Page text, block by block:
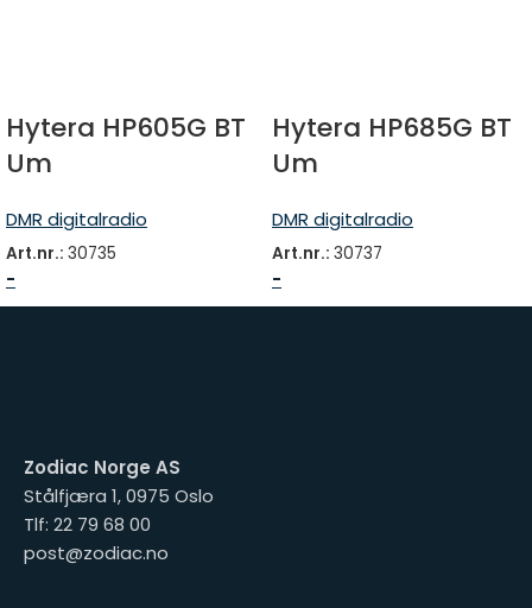
Hytera HP605G BT
Um
DMR digitalradio
Art.nr.: 30735
-
Hytera HP685G BT
Um
DMR digitalradio
Art.nr.: 30737
-
Zodiac Norge AS
Stålfjæra 1, 0975 Oslo
Tlf: 22 79 68 00
post@zodiac.no